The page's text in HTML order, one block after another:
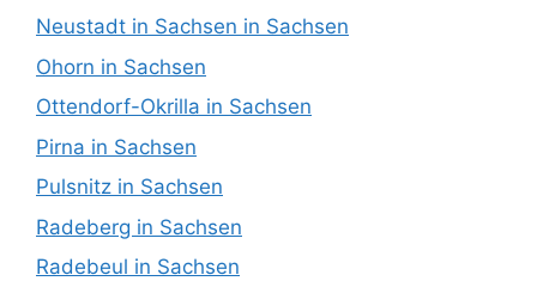
Neustadt in Sachsen in Sachsen
Ohorn in Sachsen
Ottendorf-Okrilla in Sachsen
Pirna in Sachsen
Pulsnitz in Sachsen
Radeberg in Sachsen
Radebeul in Sachsen